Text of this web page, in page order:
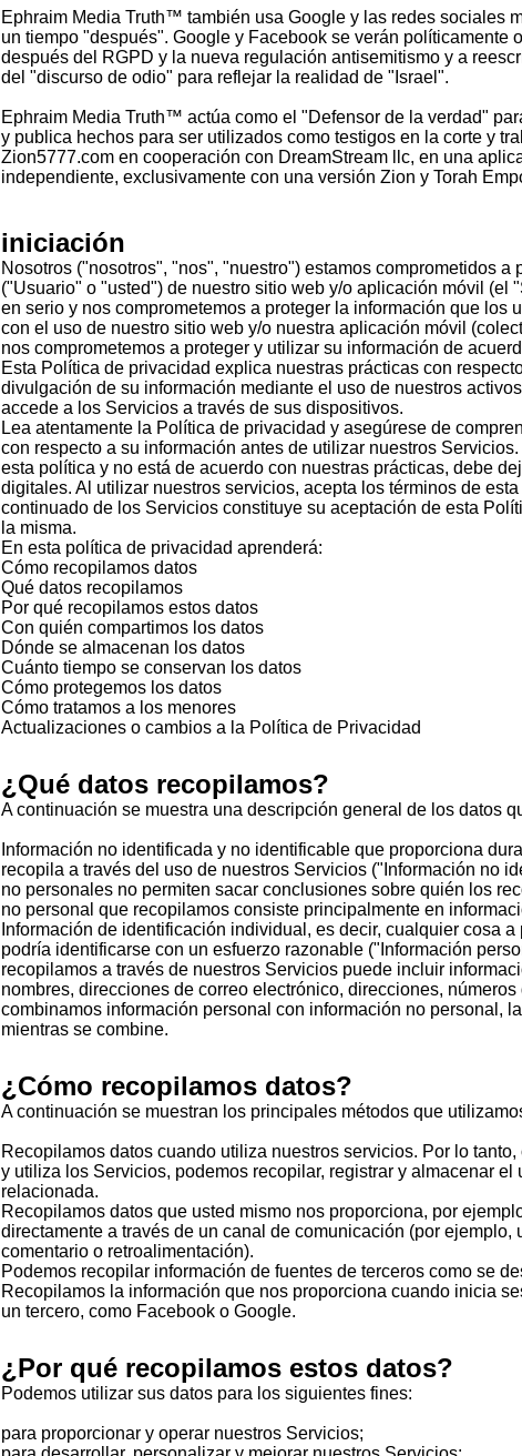
Ephraim Media Truth™ también usa Google y las redes sociales
un tiempo "después". Google y Facebook se verán políticamente
después del RGPD y la nueva regulación antisemitismo y a
del "discurso de odio" para reflejar la realidad de "Israel".
Ephraim Media Truth™ actúa como el "Defensor de la verdad"
y publica hechos para ser utilizados como testigos en la corte y
Zion5777.com en cooperación con DreamStream llc, en una
independiente, exclusivamente con una versión Zion y Torah
iniciación
Nosotros ("nosotros", "nos", "nuestro") estamos comprometidos
("Usuario" o "usted") de nuestro sitio web y/o aplicación móvil (el
en serio y nos comprometemos a proteger la información que los
con el uso de nuestro sitio web y/o nuestra aplicación móvil
nos comprometemos a proteger y utilizar su información de
Esta Política de privacidad explica nuestras prácticas con
divulgación de su información mediante el uso de nuestros
accede a los Servicios a través de sus dispositivos.
Lea atentamente la Política de privacidad y asegúrese de
con respecto a su información antes de utilizar nuestros
esta política y no está de acuerdo con nuestras prácticas, debe
digitales. Al utilizar nuestros servicios, acepta los términos de
continuado de los Servicios constituye su aceptación de esta
la misma.
En esta política de privacidad aprenderá:
Cómo recopilamos datos
Qué datos recopilamos
Por qué recopilamos estos datos
Con quién compartimos los datos
Dónde se almacenan los datos
Cuánto tiempo se conservan los datos
Cómo protegemos los datos
Cómo tratamos a los menores
Actualizaciones o cambios a la Política de Privacidad
¿Qué datos recopilamos?
A continuación se muestra una descripción general de los datos
Información no identificada y no identificable que proporciona
recopila a través del uso de nuestros Servicios ("Información no
no personales no permiten sacar conclusiones sobre quién los
no personal que recopilamos consiste principalmente en
Información de identificación individual, es decir, cualquier cosa
podría identificarse con un esfuerzo razonable ("Información
recopilamos a través de nuestros Servicios puede incluir
nombres, direcciones de correo electrónico, direcciones,
combinamos información personal con información no personal,
mientras se combine.
¿Cómo recopilamos datos?
A continuación se muestran los principales métodos que
Recopilamos datos cuando utiliza nuestros servicios. Por lo
y utiliza los Servicios, podemos recopilar, registrar y almacenar
relacionada.
Recopilamos datos que usted mismo nos proporciona, por
directamente a través de un canal de comunicación (por ejemplo,
comentario o retroalimentación).
Podemos recopilar información de fuentes de terceros como se
Recopilamos la información que nos proporciona cuando inicia
un tercero, como Facebook o Google.
¿Por qué recopilamos estos datos?
Podemos utilizar sus datos para los siguientes fines:
para proporcionar y operar nuestros Servicios;